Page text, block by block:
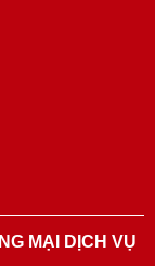
MẠI DỊCH VỤ